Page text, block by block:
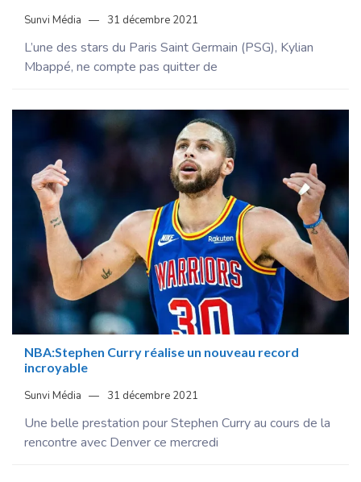
Sunvi Média 31 décembre 2021
L’une des stars du Paris Saint Germain (PSG), Kylian
Mbappé, ne compte pas quitter de
NBA:Stephen Curry réalise un nouveau record
incroyable
Sunvi Média 31 décembre 2021
Une belle prestation pour Stephen Curry au cours de la
rencontre avec Denver ce mercredi